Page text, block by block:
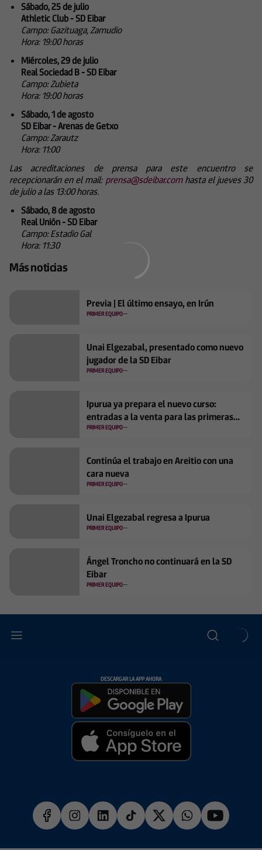
Sábado, 25 de julio
Athletic Club - SD Eibar
Campo: Gazituaga, Zamudio
Hora: 19:00 horas
Miércoles, 29 de julio
Real Sociedad B - SD Eibar
Campo: Zubieta
Hora: 19:00 horas
Sábado, 1 de agosto
SD Eibar - Arenas de Getxo
Campo: Zarautz
Hora: 11:00
Las acreditaciones de prensa para este encuentro se
recepcionarán en el mail: prensa@sdeibar.comhasta el jueves 30
de julio a las 13:00 horas.
Sábado, 8 de agosto
Real Unión - SD Eibar
Campo: Estadio Gal
Hora: 11:30
Más noticias
Previa | El último ensayo, en Irún
PRIMER EQUIPO
Unai Elgezabal, presentado como nuevo
jugador de la SD Eibar
PRIMER EQUIPO
Ipurua ya prepara el nuevo curso:
entradas a la venta para las primeras
jornadas
PRIMER EQUIPO
Continúa el trabajo en Areitio con una
cara nueva
PRIMER EQUIPO
Unai Elgezabal regresa a Ipurua
PRIMER EQUIPO
Ángel Troncho no continuará en la SD
Eibar
PRIMER EQUIPO
DESCARGAR LA APP AHORA